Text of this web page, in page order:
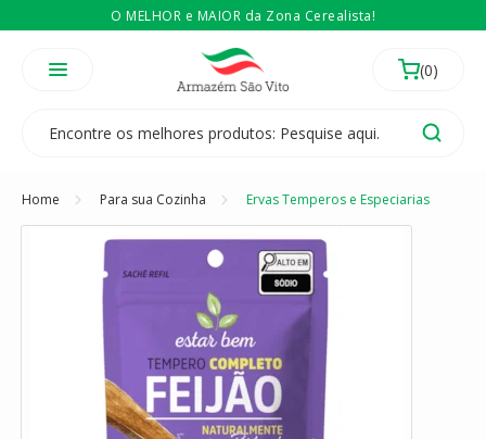
O MELHOR e MAIOR da Zona Cerealista!
Temos 3 lojas físicas na Zona Cerealista de São Paulo!
É revendedor? EntãoCompre no atacado
Home Para sua Cozinha Ervas Temperos e Especiarias